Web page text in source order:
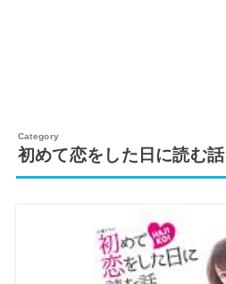
初めて恋をした日に読む話